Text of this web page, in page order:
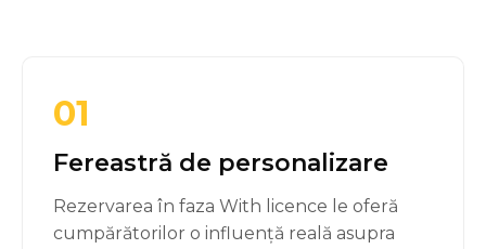
01
Fereastră de personalizare
Rezervarea în faza With licence le oferă
cumpărătorilor o influență reală asupra